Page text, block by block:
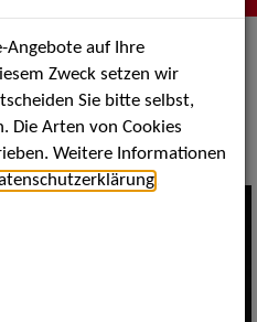
als PDF speichern
Angebote auf Ihre
Zweck setzen wir
Sie bitte selbst,
Die Arten von Cookies
Weitere Informationen